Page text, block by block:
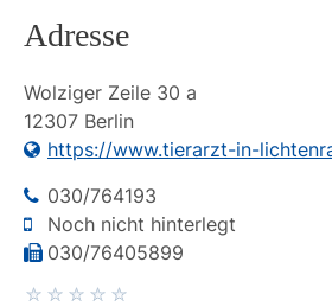
Adresse
Wolziger Zeile 30 a
12307 Berlin
https://www.tierarzt-in-
030/764193
Noch nicht hinterlegt
030/76405899